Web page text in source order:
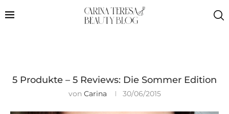
5 Produkte – 5 Reviews: Die Sommer Edition
von Carina 30/06/2015